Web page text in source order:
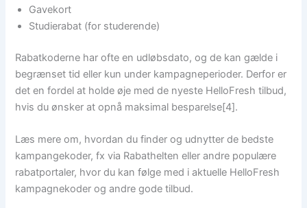
Gavekort
Studierabat (for studerende)
Rabatkoderne har ofte en udløbsdato, og de kan gælde i
begrænset tid eller kun under kampagneperioder. Derfor er
det en fordel at holde øje med de nyeste HelloFresh tilbud,
hvis du ønsker at opnå maksimal besparelse[4].
Læs mere om, hvordan du finder og udnytter de bedste
kampangekoder, fx via Rabathelten eller andre populære
rabatportaler, hvor du kan følge med i aktuelle HelloFresh
kampagnekoder og andre gode tilbud.